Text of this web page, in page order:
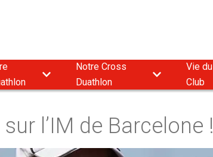
Notre Cross
Duathlon
Vie du
Club
l’IM de Barcelone !